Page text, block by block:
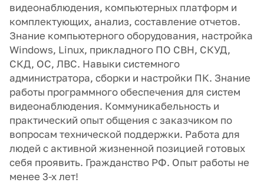
видеонаблюдения, компьютерных платформ и
комплектующих, анализ, составление отчетов.
Знание компьютерного оборудования, настройка
Windows, Linux, прикладного ПО СВН, СКУД,
СКД, ОС, ЛВС. Навыки системного
администратора, сборки и настройки ПК. Знание
работы программного обеспечения для систем
видеонаблюдения. Коммуникабельность и
практический опыт общения с заказчиком по
вопросам технической поддержки. Работа для
людей с активной жизненной позицией готовых
себя проявить. Гражданство РФ. Опыт работы не
менее 3-х лет!